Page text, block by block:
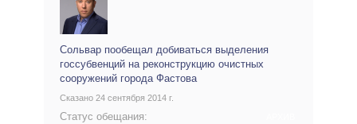
Сольвар пообещал добиваться выделения
госсубвенций на реконструкцию очистных
сооружений города Фастова
Сказано 24 сентября 2014 г.
Статус обещания: